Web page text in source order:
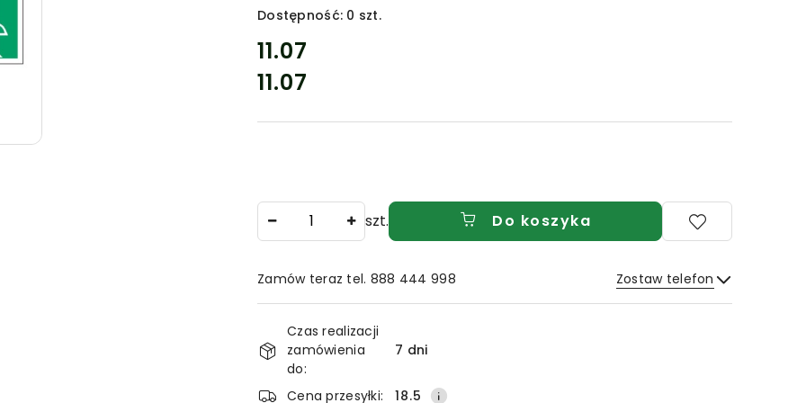
Dostępność: 0 szt.
cena:
11.07
Cena:
11.07
szt. Do koszyka
Zamów teraz tel. 888 444 998 Zostaw telefon
Wyślij
Dostępność
i
dostawa
Czas realizacji
zamówienia
do:
7 dni
Cena przesyłki: 18.5